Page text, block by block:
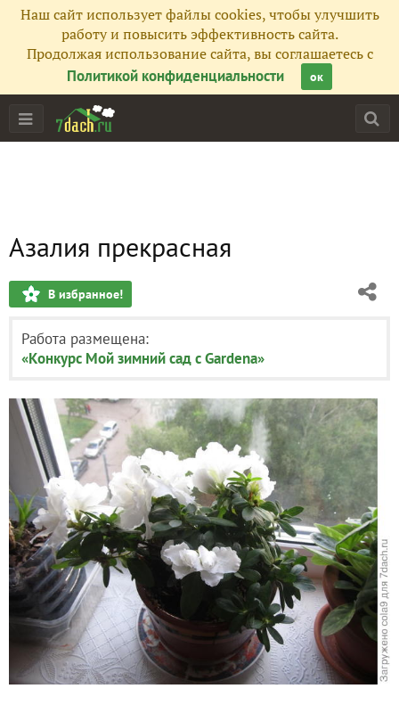
Наш сайт использует файлы cookies, чтобы улучшить
работу и повысить эффективность сайта.
Продолжая использование сайта, вы соглашаетесь с
Политикой конфиденциальности
ок
Азалия прекрасная
В избранное!
Работа размещена:
«Конкурс Мой зимний сад с Gardena»